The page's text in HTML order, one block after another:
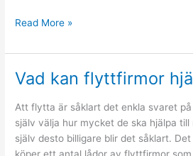
Ansvarsfullt
på
Utländska
Casino
Read More »
Vad kan flyttfirmor
Att flytta är såklart det enkla svaret
själv välja hur mycket de ska hjälpa till
själv desto billigare blir det såklart.